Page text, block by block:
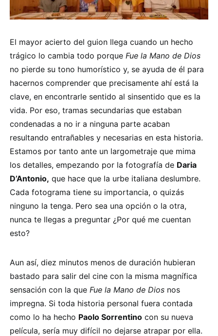
El mayor acierto del guion llega cuando un hecho
trágico lo cambia todo porque Fue la Mano de Dios
no pierde su tono humorístico y, se ayuda de él para
hacernos comprender que precisamente ahí está la
clave, en encontrarle sentido al sinsentido que es la
vida. Por eso, tramas secundarias que estaban
condenadas a no ir a ninguna parte acaban
resultando entrañables y necesarias en esta historia.
Estamos por tanto ante un largometraje que mima
los detalles, empezando por la fotografía de Daria
D’Antonio, que hace que la urbe italiana deslumbre.
Cada fotograma tiene su importancia, o quizás
ninguno la tenga. Pero sea una opción o la otra,
nunca te llegas a preguntar ¿Por qué me cuentan
esto?
Aun así, diez minutos menos de duración hubieran
bastado para salir del cine con la misma magnífica
sensación con la que Fue la Mano de Dios nos
impregna. Si toda historia personal fuera contada
como lo ha hecho Paolo Sorrentino con su nueva
película, sería muy difícil no dejarse atrapar por ella.